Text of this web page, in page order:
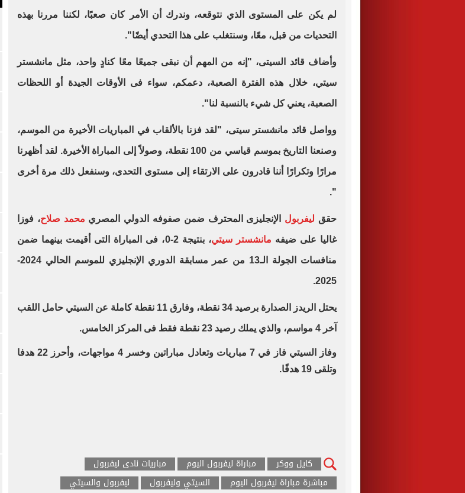
لم يكن على المستوى الذي نتوقعه، وندرك أن الأمر كان صعبًا، لكننا مررنا بهذه
التحديات من قبل، معًا، وسنتغلب على هذا التحدي أيضًا".
وأضاف قائد السيتى، "إنه من المهم أن نبقى جميعًا معًا كنادٍ واحد، مثل مانشستر
سيتي، خلال هذه الفترة الصعبة، دعمكم، سواء فى الأوقات الجيدة أو اللحظات
الصعبة، يعني كل شيء بالنسبة لنا".
وواصل قائد مانشستر سيتى، "لقد فزنا بالألقاب في المباريات الأخيرة من الموسم،
وصنعنا التاريخ بموسم قياسي من 100 نقطة، وصولاً إلى المباراة الأخيرة. لقد أظهرنا
مرارًا وتكرارًا أننا قادرون على الارتقاء إلى مستوى التحدى، وسنفعل ذلك مرة أخرى
".
حقق ليفربول الإنجليزى المحترف ضمن صفوفه الدولي المصري محمد صلاح، فوزا
غاليا على ضيفه مانشستر سيتي ، بنتيجة 2-0، فى المباراة التى أقيمت بينهما ضمن
منافسات الجولة الـ13 من عمر مسابقة الدوري الإنجليزي للموسم الحالي 2024-
2025.
يحتل الريدز الصدارة برصيد 34 نقطة، وفارق 11 نقطة كاملة عن السيتي حامل اللقب
آخر 4 مواسم، والذي يملك رصيد 23 نقطة فقط فى المركز الخامس.
وفاز السيتي فاز في 7 مباريات وتعادل مباراتين وخسر 4 مواجهات، وأحرز 22 هدفا
وتلقى 19 هدفًا.
كايل ووكر مباراة ليفربول اليوم
مباريات نادى ليفربول
مباشرة مباراة ليفربول اليوم
السيتي وليفربول
ليفربول والسيتي